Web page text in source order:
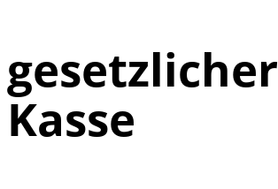
gesetzlicher
Kasse